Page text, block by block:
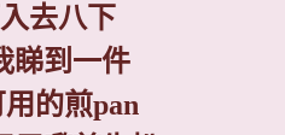
去八下
睇到一件
的煎pan